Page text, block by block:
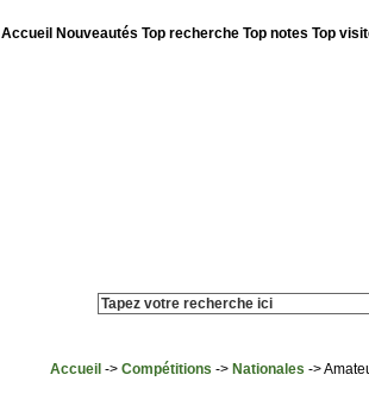
Accueil Nouveautés Top recherche Top notes Top
Accueil -> Compétitions -> Nationales ->